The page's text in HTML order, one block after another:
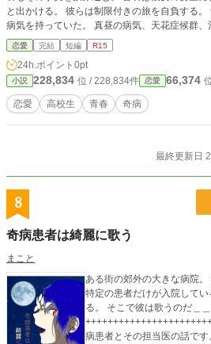
と出かける。 彼らは制限付きの旅を自負する。
病気を持っていた。 真昼の病気、天花症候群
かった。 音羽も似た状況の病気、蛙殺病。 二
に必死に抗い、生きてきた。 だが、彼らの日常
な中、彼らは旅の中で、懐かしい者、または、
真昼の病気がどんどんと進行する中、音羽も進
病気を真昼に隠し、旅を続ける。 真昼は音羽の
めていた。 音羽は真昼の様子が可笑しいのを理
少年少女の行く末は！？ 彼ら少年少女は残酷
恋愛 完結 短編 R15
24h.ポイント 0pt
小説 228,834 位 / 228,834件 恋愛 66,374
恋愛 高校生 青春 奇病
最終更新日
8
奇病患者は綺麗に歌う
まこと
ある街の郊外の大きな病院。
特定の患者だけが入院している病院だ
る。 そこで彼は歌うのだ＿＿＿ 酷く綺麗な声で ++++++++++
病患者とその担当医の話で